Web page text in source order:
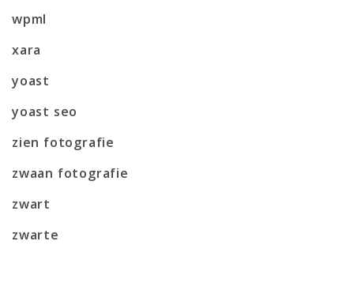
wpml
xara
yoast
yoast seo
zien fotografie
zwaan fotografie
zwart
zwarte